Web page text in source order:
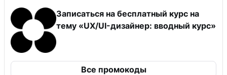
Записаться на бесплатный курс на
тему «UX/UI-дизайнер: вводный курс»
Все промокоды